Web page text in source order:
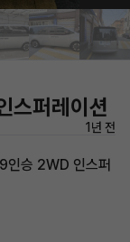
스퍼레이션
1년 전
인승 2WD 인스퍼